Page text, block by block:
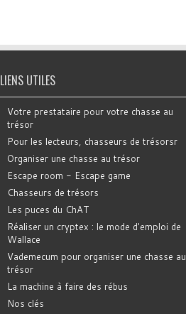
LIENS UTILES
Votre prestataire pour votre chasse au
trésor
Pour les lecteurs, chasseurs de trésorsr
Organiser une chasse au trésor
Escape room - Escape game
Chasseurs de trésors
Les puces du ChAT
Réaliser un cryptex : le mode d'emploi de
Wallace
Vademecum pour organiser une chasse au
trésor
La machine à faire des rébus
Nos clés